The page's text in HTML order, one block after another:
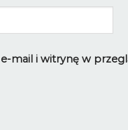
mail i witrynę w